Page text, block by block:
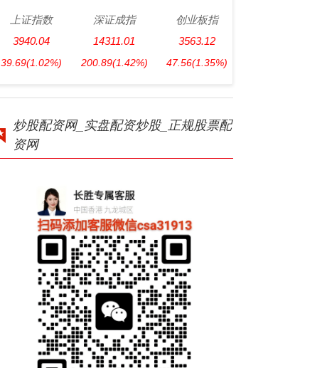
上证指数
3940.04
39.69(1.02%)
深证成指
14311.01
200.89(1.42%)
创业板指
3563.12
47.56(1.35%)
炒股配资网_实盘配资炒股_正规股票配
资网